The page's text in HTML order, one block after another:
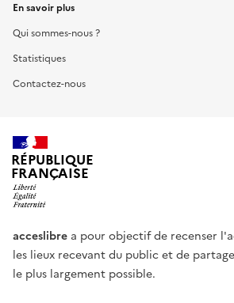
En savoir plus
Qui sommes-nous ?
Statistiques
Contactez-nous
RÉPUBLIQUE
FRANÇAISE
acceslibre a pour objectif de recenser
les lieux recevant du public et de
le plus largement possible.